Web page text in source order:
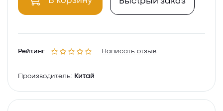
Рейтинг Написать отзыв
Производитель: Китай